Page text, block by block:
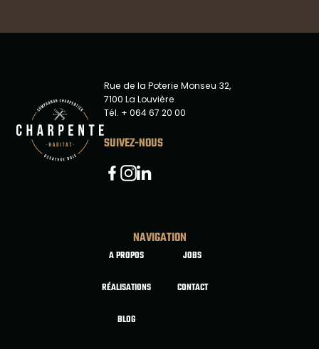
Rue de la Poterie Monseu 32,
7100 La Louvière
Tél. + 064 67 20 00
SUIVEZ-NOUS
NAVIGATION
A PROPOS JOBS
RÉALISATIONS CONTACT
BLOG